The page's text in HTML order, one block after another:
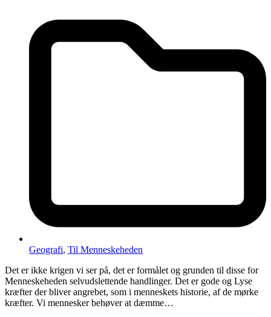
Geografi, Til Menneskeheden
Det er ikke krigen vi ser på, det er formålet og grunden til disse for
Menneskeheden selvudslettende handlinger. Det er gode og Lyse
kræfter der bliver angrebet, som i menneskets historie, af de mørke
kræfter. Vi mennesker behøver at dæmme…